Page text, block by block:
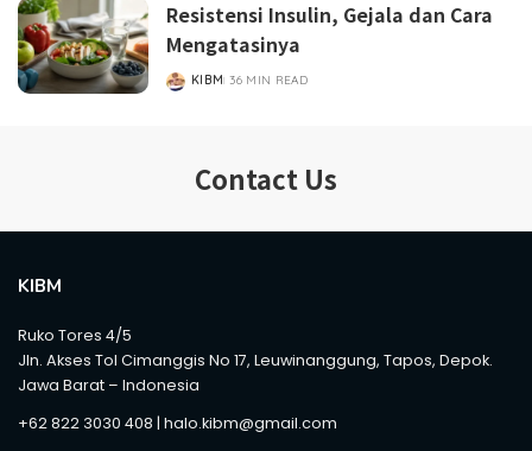
Resistensi Insulin, Gejala dan Cara
Mengatasinya
POSTED
KIBM 36 MIN READ
Contact Us
KIBM
Ruko Tores 4/5
Jln. Akses Tol Cimanggis No 17, Leuwinanggung, Tapos, Depok.
Jawa Barat – Indonesia
+62 822 3030 408 | halo.kibm@gmail.com